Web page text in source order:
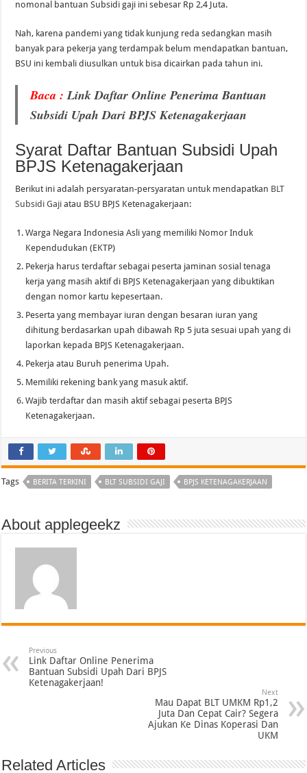
nomonal bantuan Subsidi gaji ini sebesar Rp 2,4 Juta.
Nah, karena pandemi yang tidak kunjung reda sedangkan masih
banyak para pekerja yang terdampak belum mendapatkan bantuan,
BSU ini kembali diusulkan untuk bisa dicairkan pada tahun ini.
Baca :Link Daftar Online Penerima Bantuan
Subsidi Upah Dari BPJS Ketenagakerjaan
Syarat Daftar Bantuan Subsidi Upah
BPJS Ketenagakerjaan
Berikut ini adalah persyaratan-persyaratan untuk mendapatkan BLT
Subsidi Gaji atau BSU BPJS Ketenagakerjaan:
Warga Negara Indonesia Asli yang memiliki Nomor Induk
Kependudukan (EKTP)
Pekerja harus terdaftar sebagai peserta jaminan sosial tenaga
kerja yang masih aktif di BPJS Ketenagakerjaan yang dibuktikan
dengan nomor kartu kepesertaan.
Peserta yang membayar iuran dengan besaran iuran yang
dihitung berdasarkan upah dibawah Rp 5 juta sesuai upah yang di
laporkan kepada BPJS Ketenagakerjaan.
Pekerja atau Buruh penerima Upah.
Memiliki rekening bank yang masuk aktif.
Wajib terdaftar dan masih aktif sebagai peserta BPJS
Ketenagakerjaan.
Tags BERITA TERKINI BLT SUBSIDI GAJI BPJS KETENAGAKERJAAN
About applegeekz
Previous
Link Daftar Online Penerima
Bantuan Subsidi Upah Dari BPJS
Ketenagakerjaan!
Next
Mau Dapat BLT UMKM Rp1,2
Juta Dan Cepat Cair? Segera
Ajukan Ke Dinas Koperasi Dan
UKM
Related Articles